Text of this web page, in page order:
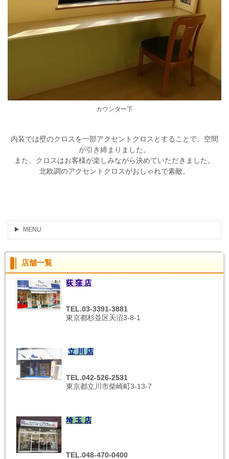
カウンター下
内装では壁のクロスを一部アクセントクロスとすることで、空間
が引き締まりました。
また、クロスはお客様が楽しみながら決めていただきました。
北欧調のアクセントクロスがおしゃれで素敵。
MENU
店舗一覧
荻 窪 店
TEL.03-3391-3881
東京都杉並区天沼3-8-1
立 川 店
TEL.042-526-2531
東京都立川市柴崎町3-13-7
埼 玉 店
TEL.048-470-0400